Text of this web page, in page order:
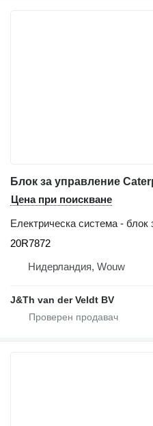
Цена при поискване
Електрическа система - блок
20R7872
Нидерландия, Wouw
J&Th van der Veldt BV